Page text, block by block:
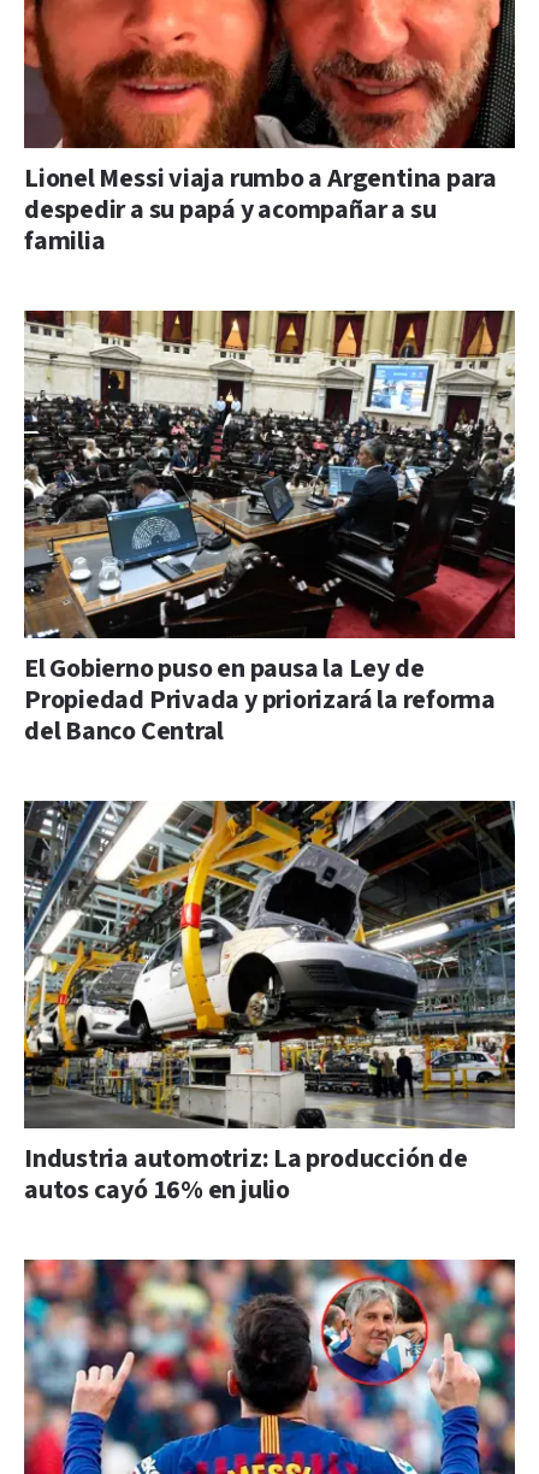
Lionel Messi viaja rumbo a Argentina para
despedir a su papá y acompañar a su
familia
El Gobierno puso en pausa la Ley de
Propiedad Privada y priorizará la reforma
del Banco Central
Industria automotriz: La producción de
autos cayó 16% en julio